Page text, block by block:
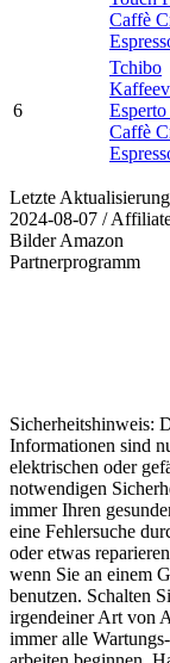
Caffè
6
Tchibo
Caffè
Letzte
2024-08-07 /
Bilder Amazon
Partnerprogramm
Sicherheitshinweis:
Informationen sind
elektrischen oder
notwendigen
immer Ihren
eine Fehlersuche
oder etwas
wenn Sie an einem
benutzen. Schalten
irgendeiner Art von
immer alle